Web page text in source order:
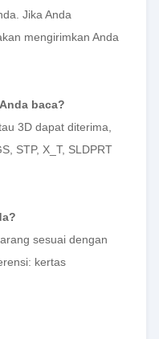
Jika Anda
mengirimkan Anda
baca?
3D dapat diterima,
STP, X_T, SLDPRT
sesuai dengan
kertas